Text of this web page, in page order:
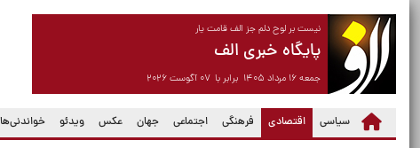
نیست بر لوح دلم جز الف قامت یار
پایگاه خبری الف
جمعه ۱۶ مرداد ۱۴۰۵ برابر با ۰۷ آگوست ۲۰۲۶
سیاسی اقتصادی
(current) فرهنگی اجتماعی جهان عکس ویدئو خواندنی‌ها